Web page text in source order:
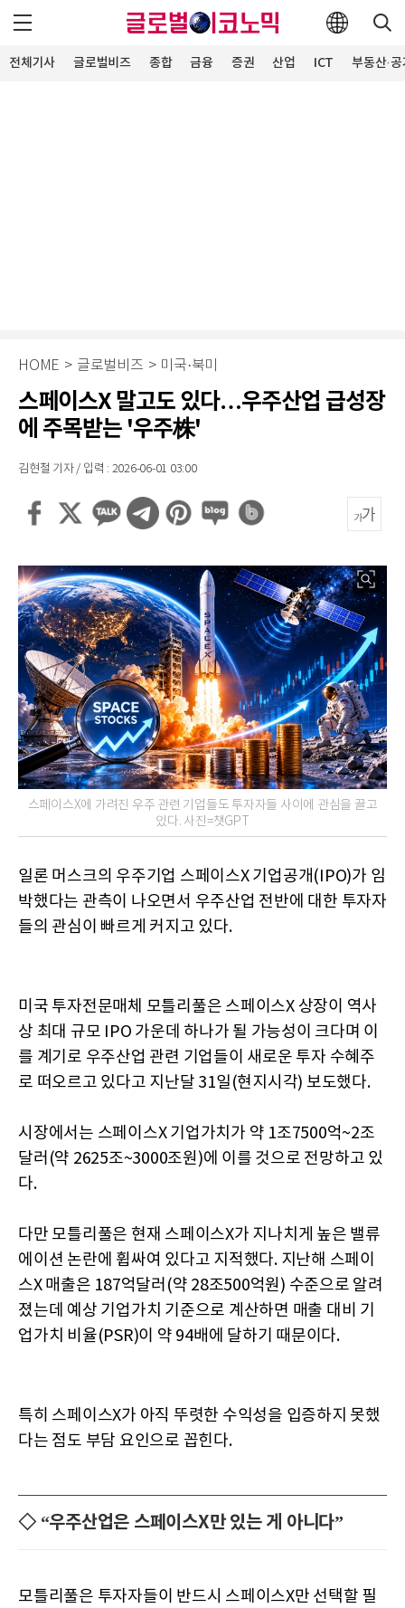
전체기사 글로벌비즈 종합 금융 증권 산업 ICT 부동산·
HOME > 글로벌비즈 > 미국·북미
스페이스X 말고도 있다…우주산업 급성장
에 주목받는 '우주株'
김현철 기자 / 입력 : 2026-06-01 03:00
스페이스X에 가려진 우주 관련 기업들도 투자자들 사이에 관심을 끌고
있다. 사진=챗GPT
일론 머스크의 우주기업 스페이스X 기업공개(IPO)가 임
박했다는 관측이 나오면서 우주산업 전반에 대한 투자자
들의 관심이 빠르게 커지고 있다.
미국 투자전문매체 모틀리풀은 스페이스X 상장이 역사
상 최대 규모 IPO 가운데 하나가 될 가능성이 크다며 이
를 계기로 우주산업 관련 기업들이 새로운 투자 수혜주
로 떠오르고 있다고 지난달 31일(현지시각) 보도했다.
시장에서는 스페이스X 기업가치가 약 1조7500억~2조
달러(약 2625조~3000조원)에 이를 것으로 전망하고 있
다.
다만 모틀리풀은 현재 스페이스X가 지나치게 높은 밸류
에이션 논란에 휩싸여 있다고 지적했다. 지난해 스페이
스X 매출은 187억달러(약 28조500억원) 수준으로 알려
졌는데 예상 기업가치 기준으로 계산하면 매출 대비 기
업가치 비율(PSR)이 약 94배에 달하기 때문이다.
특히 스페이스X가 아직 뚜렷한 수익성을 입증하지 못했
다는 점도 부담 요인으로 꼽힌다.
◇ “우주산업은 스페이스X만 있는 게 아니다”
모틀리풀은 투자자들이 반드시 스페이스X만 선택할 필